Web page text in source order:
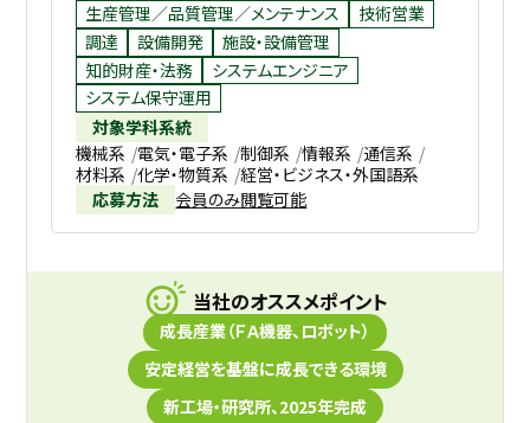
生産管理／品質管理／メンテナンス
技術営業
調達
設備開発
施設・設備管理
知的財産・法務
システムエンジニア
システム保守運用
対象学科系統
機械系 電気・電子系 制御系 情報系 通信系
材料系 化学・物質系 経営・ビジネス・外国語系
応募方法
会員のみ閲覧可能
当社のオススメポイント
成長産業（ＦＡ機器、ロボット）
安定経営を基盤に成長できる環境
新工場・研究所、2025年完成